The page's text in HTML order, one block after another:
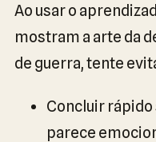
Ao usar o
mostram a arte da
de guerra, tente
Concluir
parece